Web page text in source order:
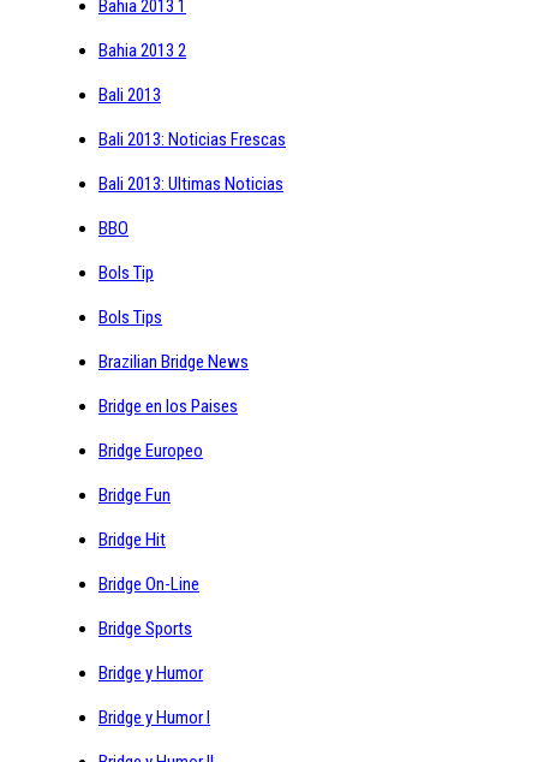
Bahia 2013 1
Bahia 2013 2
Bali 2013
Bali 2013: Noticias Frescas
Bali 2013: Ultimas Noticias
BBO
Bols Tip
Bols Tips
Brazilian Bridge News
Bridge en los Paises
Bridge Europeo
Bridge Fun
Bridge Hit
Bridge On-Line
Bridge Sports
Bridge y Humor
Bridge y Humor I